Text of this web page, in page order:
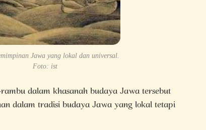
Jawa yang lokal dan universal.
Foto: ist
dalam khasanah budaya Jawa tersebut
dalam tradisi budaya Jawa yang lokal tetapi